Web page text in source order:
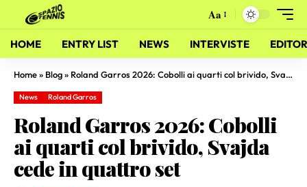
Aa
HOME ENTRY LIST NEWS INTERVISTE
Home» Blog» Roland Garros 2026: Cobolli ai quarti col brivido, Svajda cede in quattro set
News Roland Garros
Roland Garros 2026: Cobolli
ai quarti col brivido, Svajda
cede in quattro set